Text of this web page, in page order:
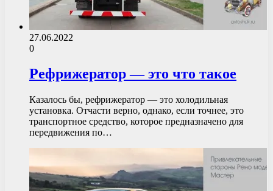
27.06.2022
0
Рефрижератор — это что такое
Казалось бы, рефрижератор — это холодильная
установка. Отчасти верно, однако, если точнее, это
транспортное средство, которое предназначено для
передвижения по…